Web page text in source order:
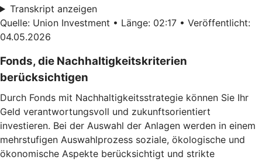
Transkript anzeigen
Quelle: Union Investment • Länge: 02:17 • Veröffentlicht:
04.05.2026
Fonds, die Nachhaltigkeitskriterien
berücksichtigen
Durch Fonds mit Nachhaltigkeitsstrategie können Sie Ihr
Geld verantwortungsvoll und zukunftsorientiert
investieren. Bei der Auswahl der Anlagen werden in einem
mehrstufigen Auswahlprozess soziale, ökologische und
ökonomische Aspekte berücksichtigt und strikte